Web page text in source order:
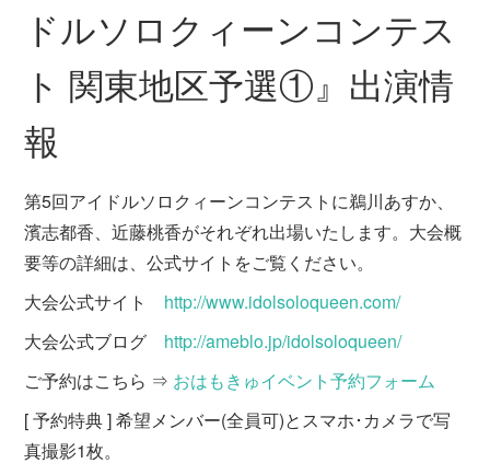
ドルソロクィーンコンテス
ト 関東地区予選①』出演情
報
第5回アイドルソロクィーンコンテストに鵜川あすか、
濱志都香、近藤桃香がそれぞれ出場いたします。大会概
要等の詳細は、公式サイトをご覧ください。
大会公式サイト http://www.idolsoloqueen.com/
大会公式ブログ http://ameblo.jp/idolsoloqueen/
ご予約はこちら ⇒ おはもきゅイベント予約フォーム
[ 予約特典 ] 希望メンバー(全員可)とスマホ･カメラで写
真撮影1枚。